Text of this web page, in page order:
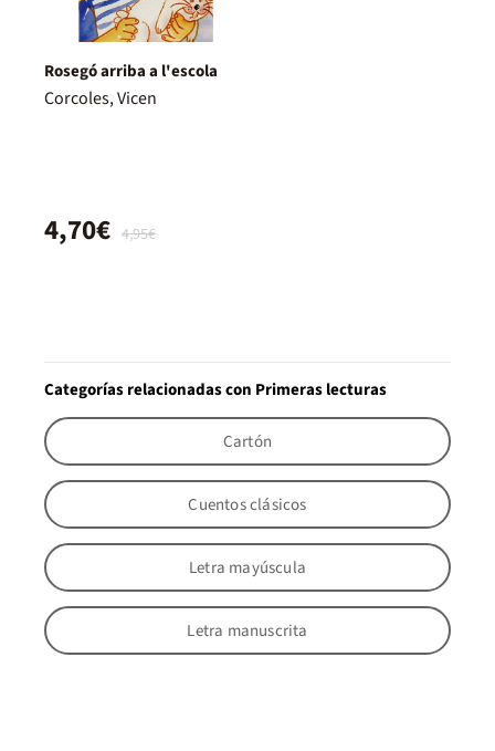
Rosegó arriba a l'escola
Corcoles, Vicen
4,95€
4,70€
Categorías relacionadas con Primeras lecturas
Cartón
Cuentos clásicos
Letra mayúscula
Letra manuscrita